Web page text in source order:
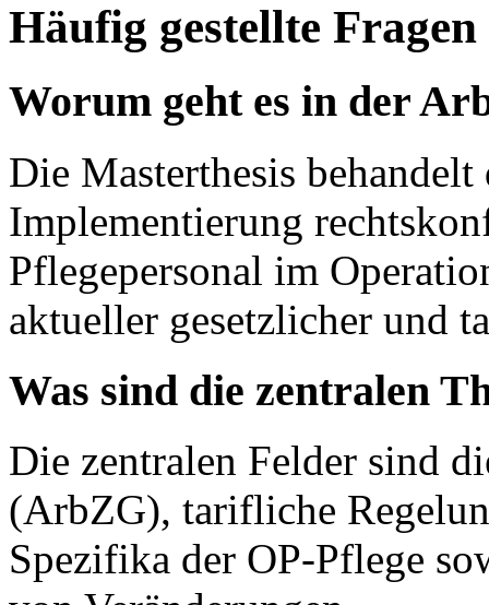
Häufig gestellte Fragen
Worum geht es in der
Die Masterthesis
Implementierung
Pflegepersonal im
aktueller gesetzlicher und
Was sind die zentralen
Die zentralen Felder sind
(ArbZG), tarifliche
Spezifika der OP-Pflege